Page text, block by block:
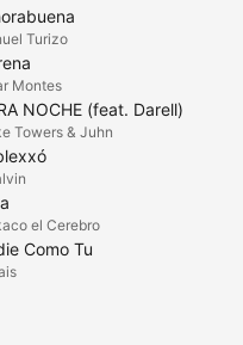
Turizo
Montes
NOCHE (feat. Darell)
Towers & Juhn
el Cerebro
Como Tu